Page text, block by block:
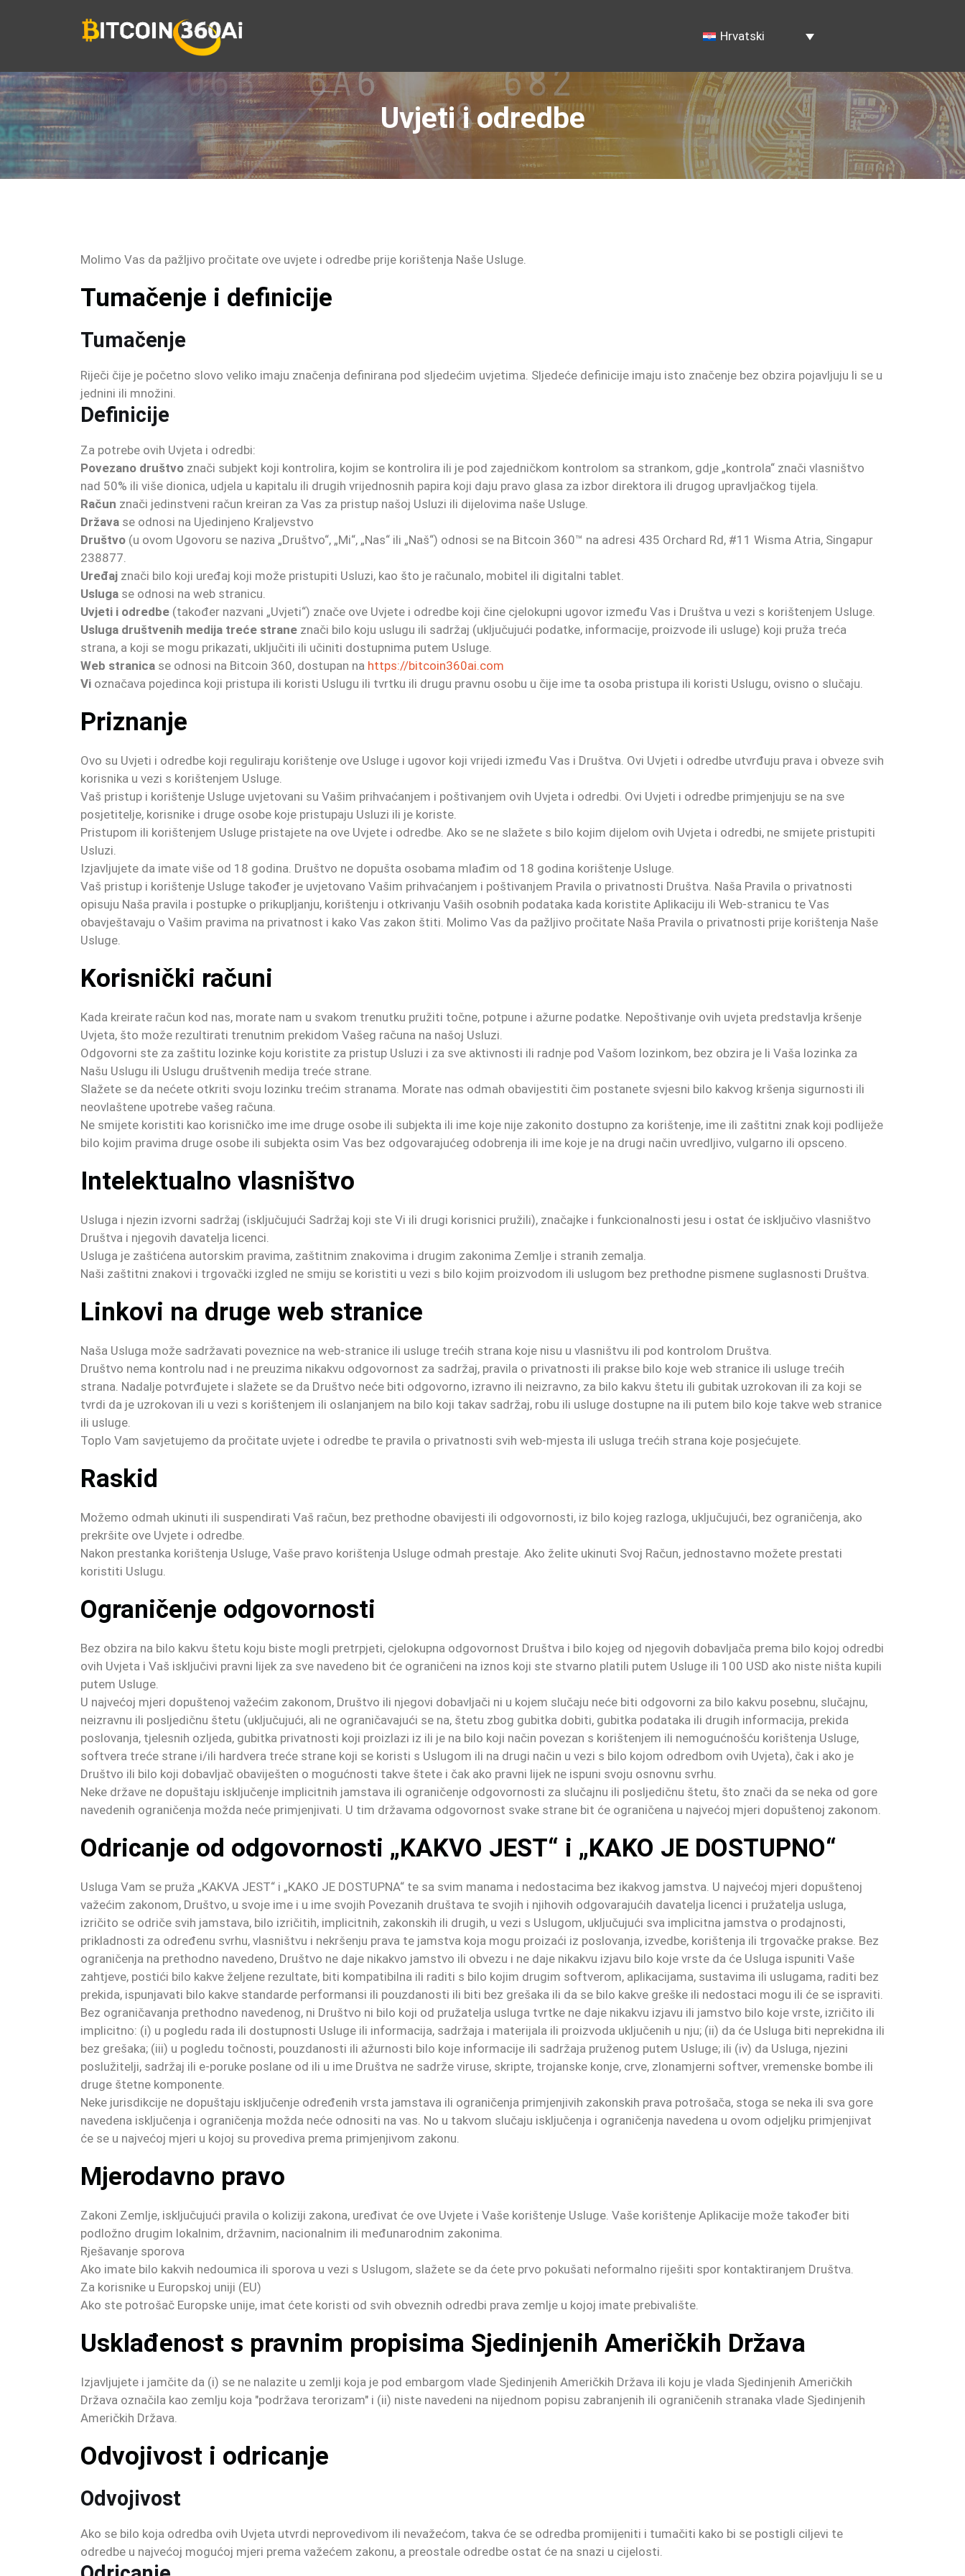
Hrvatski
Uvjeti i odredbe
Molimo Vas da pažljivo pročitate ove uvjete i odredbe prije korištenja Naše Usluge.
Tumačenje i definicije
Tumačenje
Riječi čije je početno slovo veliko imaju značenja definirana pod sljedećim uvjetima. Sljedeće definicije imaju isto značenje bez obzira pojavljuju li se u
jednini ili množini.
Definicije
Za potrebe ovih Uvjeta i odredbi:
Povezano društvo znači subjekt koji kontrolira, kojim se kontrolira ili je pod zajedničkom kontrolom sa strankom, gdje „kontrola“ znači vlasništvo
nad 50% ili više dionica, udjela u kapitalu ili drugih vrijednosnih papira koji daju pravo glasa za izbor direktora ili drugog upravljačkog tijela.
Račun znači jedinstveni račun kreiran za Vas za pristup našoj Usluzi ili dijelovima naše Usluge.
Država se odnosi na Ujedinjeno Kraljevstvo
Društvo (u ovom Ugovoru se naziva „Društvo“, „Mi“, „Nas“ ili „Naš“) odnosi se na Bitcoin 360™ na adresi 435 Orchard Rd, #11 Wisma Atria, Singapur
238877.
Uređaj znači bilo koji uređaj koji može pristupiti Usluzi, kao što je računalo, mobitel ili digitalni tablet.
Usluga se odnosi na web stranicu.
Uvjeti i odredbe (također nazvani „Uvjeti“) znače ove Uvjete i odredbe koji čine cjelokupni ugovor između Vas i Društva u vezi s korištenjem Usluge.
Usluga društvenih medija treće strane znači bilo koju uslugu ili sadržaj (uključujući podatke, informacije, proizvode ili usluge) koji pruža treća
strana, a koji se mogu prikazati, uključiti ili učiniti dostupnima putem Usluge.
Web stranica se odnosi na Bitcoin 360, dostupan na https://bitcoin360ai.com
Vi označava pojedinca koji pristupa ili koristi Uslugu ili tvrtku ili drugu pravnu osobu u čije ime ta osoba pristupa ili koristi Uslugu, ovisno o slučaju.
Priznanje
Ovo su Uvjeti i odredbe koji reguliraju korištenje ove Usluge i ugovor koji vrijedi između Vas i Društva. Ovi Uvjeti i odredbe utvrđuju prava i obveze svih
korisnika u vezi s korištenjem Usluge.
Vaš pristup i korištenje Usluge uvjetovani su Vašim prihvaćanjem i poštivanjem ovih Uvjeta i odredbi. Ovi Uvjeti i odredbe primjenjuju se na sve
posjetitelje, korisnike i druge osobe koje pristupaju Usluzi ili je koriste.
Pristupom ili korištenjem Usluge pristajete na ove Uvjete i odredbe. Ako se ne slažete s bilo kojim dijelom ovih Uvjeta i odredbi, ne smijete pristupiti
Usluzi.
Izjavljujete da imate više od 18 godina. Društvo ne dopušta osobama mlađim od 18 godina korištenje Usluge.
Vaš pristup i korištenje Usluge također je uvjetovano Vašim prihvaćanjem i poštivanjem Pravila o privatnosti Društva. Naša Pravila o privatnosti
opisuju Naša pravila i postupke o prikupljanju, korištenju i otkrivanju Vaših osobnih podataka kada koristite Aplikaciju ili Web-stranicu te Vas
obavještavaju o Vašim pravima na privatnost i kako Vas zakon štiti. Molimo Vas da pažljivo pročitate Naša Pravila o privatnosti prije korištenja Naše
Usluge.
Korisnički računi
Kada kreirate račun kod nas, morate nam u svakom trenutku pružiti točne, potpune i ažurne podatke. Nepoštivanje ovih uvjeta predstavlja kršenje
Uvjeta, što može rezultirati trenutnim prekidom Vašeg računa na našoj Usluzi.
Odgovorni ste za zaštitu lozinke koju koristite za pristup Usluzi i za sve aktivnosti ili radnje pod Vašom lozinkom, bez obzira je li Vaša lozinka za
Našu Uslugu ili Uslugu društvenih medija treće strane.
Slažete se da nećete otkriti svoju lozinku trećim stranama. Morate nas odmah obavijestiti čim postanete svjesni bilo kakvog kršenja sigurnosti ili
neovlaštene upotrebe vašeg računa.
Ne smijete koristiti kao korisničko ime ime druge osobe ili subjekta ili ime koje nije zakonito dostupno za korištenje, ime ili zaštitni znak koji podliježe
bilo kojim pravima druge osobe ili subjekta osim Vas bez odgovarajućeg odobrenja ili ime koje je na drugi način uvredljivo, vulgarno ili opsceno.
Intelektualno vlasništvo
Usluga i njezin izvorni sadržaj (isključujući Sadržaj koji ste Vi ili drugi korisnici pružili), značajke i funkcionalnosti jesu i ostat će isključivo vlasništvo
Društva i njegovih davatelja licenci.
Usluga je zaštićena autorskim pravima, zaštitnim znakovima i drugim zakonima Zemlje i stranih zemalja.
Naši zaštitni znakovi i trgovački izgled ne smiju se koristiti u vezi s bilo kojim proizvodom ili uslugom bez prethodne pismene suglasnosti Društva.
Linkovi na druge web stranice
Naša Usluga može sadržavati poveznice na web-stranice ili usluge trećih strana koje nisu u vlasništvu ili pod kontrolom Društva.
Društvo nema kontrolu nad i ne preuzima nikakvu odgovornost za sadržaj, pravila o privatnosti ili prakse bilo koje web stranice ili usluge trećih
strana. Nadalje potvrđujete i slažete se da Društvo neće biti odgovorno, izravno ili neizravno, za bilo kakvu štetu ili gubitak uzrokovan ili za koji se
tvrdi da je uzrokovan ili u vezi s korištenjem ili oslanjanjem na bilo koji takav sadržaj, robu ili usluge dostupne na ili putem bilo koje takve web stranice
ili usluge.
Toplo Vam savjetujemo da pročitate uvjete i odredbe te pravila o privatnosti svih web-mjesta ili usluga trećih strana koje posjećujete.
Raskid
Možemo odmah ukinuti ili suspendirati Vaš račun, bez prethodne obavijesti ili odgovornosti, iz bilo kojeg razloga, uključujući, bez ograničenja, ako
prekršite ove Uvjete i odredbe.
Nakon prestanka korištenja Usluge, Vaše pravo korištenja Usluge odmah prestaje. Ako želite ukinuti Svoj Račun, jednostavno možete prestati
koristiti Uslugu.
Ograničenje odgovornosti
Bez obzira na bilo kakvu štetu koju biste mogli pretrpjeti, cjelokupna odgovornost Društva i bilo kojeg od njegovih dobavljača prema bilo kojoj odredbi
ovih Uvjeta i Vaš isključivi pravni lijek za sve navedeno bit će ograničeni na iznos koji ste stvarno platili putem Usluge ili 100 USD ako niste ništa kupili
putem Usluge.
U najvećoj mjeri dopuštenoj važećim zakonom, Društvo ili njegovi dobavljači ni u kojem slučaju neće biti odgovorni za bilo kakvu posebnu, slučajnu,
neizravnu ili posljedičnu štetu (uključujući, ali ne ograničavajući se na, štetu zbog gubitka dobiti, gubitka podataka ili drugih informacija, prekida
poslovanja, tjelesnih ozljeda, gubitka privatnosti koji proizlazi iz ili je na bilo koji način povezan s korištenjem ili nemogućnošću korištenja Usluge,
softvera treće strane i/ili hardvera treće strane koji se koristi s Uslugom ili na drugi način u vezi s bilo kojom odredbom ovih Uvjeta), čak i ako je
Društvo ili bilo koji dobavljač obaviješten o mogućnosti takve štete i čak ako pravni lijek ne ispuni svoju osnovnu svrhu.
Neke države ne dopuštaju isključenje implicitnih jamstava ili ograničenje odgovornosti za slučajnu ili posljedičnu štetu, što znači da se neka od gore
navedenih ograničenja možda neće primjenjivati. U tim državama odgovornost svake strane bit će ograničena u najvećoj mjeri dopuštenoj zakonom.
Odricanje od odgovornosti „KAKVO JEST“ i „KAKO JE DOSTUPNO“
Usluga Vam se pruža „KAKVA JEST“ i „KAKO JE DOSTUPNA“ te sa svim manama i nedostacima bez ikakvog jamstva. U najvećoj mjeri dopuštenoj
važećim zakonom, Društvo, u svoje ime i u ime svojih Povezanih društava te svojih i njihovih odgovarajućih davatelja licenci i pružatelja usluga,
izričito se odriče svih jamstava, bilo izričitih, implicitnih, zakonskih ili drugih, u vezi s Uslugom, uključujući sva implicitna jamstva o prodajnosti,
prikladnosti za određenu svrhu, vlasništvu i nekršenju prava te jamstva koja mogu proizaći iz poslovanja, izvedbe, korištenja ili trgovačke prakse. Bez
ograničenja na prethodno navedeno, Društvo ne daje nikakvo jamstvo ili obvezu i ne daje nikakvu izjavu bilo koje vrste da će Usluga ispuniti Vaše
zahtjeve, postići bilo kakve željene rezultate, biti kompatibilna ili raditi s bilo kojim drugim softverom, aplikacijama, sustavima ili uslugama, raditi bez
prekida, ispunjavati bilo kakve standarde performansi ili pouzdanosti ili biti bez grešaka ili da se bilo kakve greške ili nedostaci mogu ili će se ispraviti.
Bez ograničavanja prethodno navedenog, ni Društvo ni bilo koji od pružatelja usluga tvrtke ne daje nikakvu izjavu ili jamstvo bilo koje vrste, izričito ili
implicitno: (i) u pogledu rada ili dostupnosti Usluge ili informacija, sadržaja i materijala ili proizvoda uključenih u nju; (ii) da će Usluga biti neprekidna ili
bez grešaka; (iii) u pogledu točnosti, pouzdanosti ili ažurnosti bilo koje informacije ili sadržaja pruženog putem Usluge; ili (iv) da Usluga, njezini
poslužitelji, sadržaj ili e-poruke poslane od ili u ime Društva ne sadrže viruse, skripte, trojanske konje, crve, zlonamjerni softver, vremenske bombe ili
druge štetne komponente.
Neke jurisdikcije ne dopuštaju isključenje određenih vrsta jamstava ili ograničenja primjenjivih zakonskih prava potrošača, stoga se neka ili sva gore
navedena isključenja i ograničenja možda neće odnositi na vas. No u takvom slučaju isključenja i ograničenja navedena u ovom odjeljku primjenjivat
će se u najvećoj mjeri u kojoj su provediva prema primjenjivom zakonu.
Mjerodavno pravo
Zakoni Zemlje, isključujući pravila o koliziji zakona, uređivat će ove Uvjete i Vaše korištenje Usluge. Vaše korištenje Aplikacije može također biti
podložno drugim lokalnim, državnim, nacionalnim ili međunarodnim zakonima.
Rješavanje sporova
Ako imate bilo kakvih nedoumica ili sporova u vezi s Uslugom, slažete se da ćete prvo pokušati neformalno riješiti spor kontaktiranjem Društva.
Za korisnike u Europskoj uniji (EU)
Ako ste potrošač Europske unije, imat ćete koristi od svih obveznih odredbi prava zemlje u kojoj imate prebivalište.
Usklađenost s pravnim propisima Sjedinjenih Američkih Država
Izjavljujete i jamčite da (i) se ne nalazite u zemlji koja je pod embargom vlade Sjedinjenih Američkih Država ili koju je vlada Sjedinjenih Američkih
Država označila kao zemlju koja "podržava terorizam" i (ii) niste navedeni na nijednom popisu zabranjenih ili ograničenih stranaka vlade Sjedinjenih
Američkih Država.
Odvojivost i odricanje
Odvojivost
Ako se bilo koja odredba ovih Uvjeta utvrdi neprovedivom ili nevažećom, takva će se odredba promijeniti i tumačiti kako bi se postigli ciljevi te
odredbe u najvećoj mogućoj mjeri prema važećem zakonu, a preostale odredbe ostat će na snazi u cijelosti.